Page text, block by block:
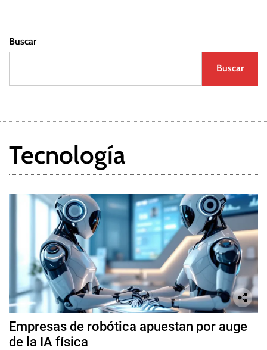
Buscar
Buscar
Tecnología
Empresas de robótica apuestan por auge
de la IA física